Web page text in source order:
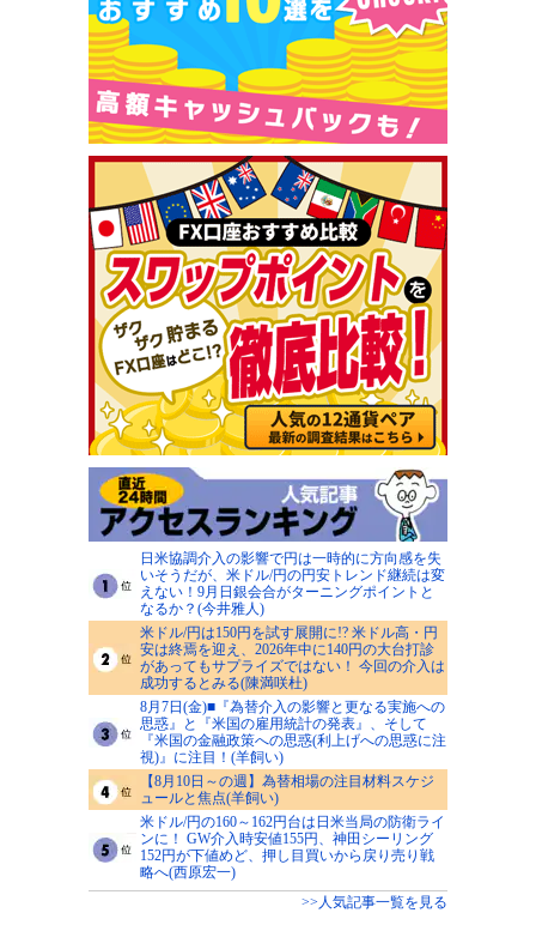
日米協調介入の影響で円は一時的に方向感を失
いそうだが、米ドル/円の円安トレンド継続は変
えない！9月日銀会合がターニングポイントと
なるか？(今井雅人)
米ドル/円は150円を試す展開に!? 米ドル高・円
安は終焉を迎え、2026年中に140円の大台打診
があってもサプライズではない！ 今回の介入は
成功するとみる(陳満咲杜)
8月7日(金)■『為替介入の影響と更なる実施への
思惑』と『米国の雇用統計の発表』、そして
『米国の金融政策への思惑(利上げへの思惑に注
視)』に注目！(羊飼い)
【8月10日～の週】為替相場の注目材料スケジ
ュールと焦点(羊飼い)
米ドル/円の160～162円台は日米当局の防衛ライ
ンに！ GW介入時安値155円、神田シーリング
152円が下値めど、押し目買いから戻り売り戦
略へ(西原宏一)
>>人気記事一覧を見る